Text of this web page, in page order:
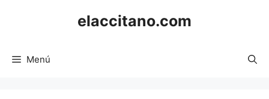
elaccitano.com
Menú